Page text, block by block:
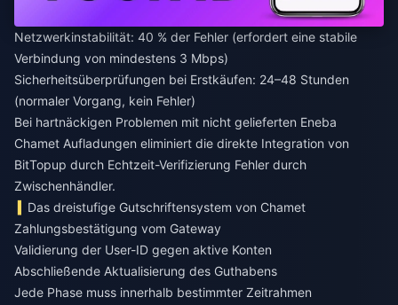
Netzwerkinstabilität: 40 % der Fehler (erfordert eine stabile
Verbindung von mindestens 3 Mbps)
Sicherheitsüberprüfungen bei Erstkäufen: 24–48 Stunden
(normaler Vorgang, kein Fehler)
Bei hartnäckigen Problemen mit nicht gelieferten Eneba
Chamet Aufladungen eliminiert die direkte Integration von
BitTopup durch Echtzeit-Verifizierung Fehler durch
Zwischenhändler.
Das dreistufige Gutschriftensystem von Chamet
Zahlungsbestätigung vom Gateway
Validierung der User-ID gegen aktive Konten
Abschließende Aktualisierung des Guthabens
Jede Phase muss innerhalb bestimmter Zeitrahmen